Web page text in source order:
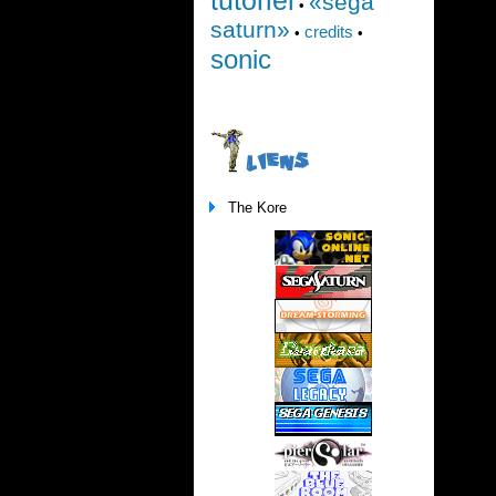
•
saturn» •credits •
sonic
LIENS
The Kore